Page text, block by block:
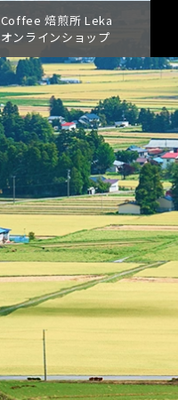
Coffee 焙煎所 Leka
オンラインショップ